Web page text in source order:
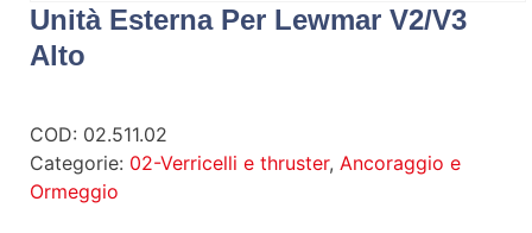
Unità Esterna Per Lewmar V2/V3
Alto
COD: 02.511.02
Categorie: 02-Verricelli e thruster, Ancoraggio e
Ormeggio